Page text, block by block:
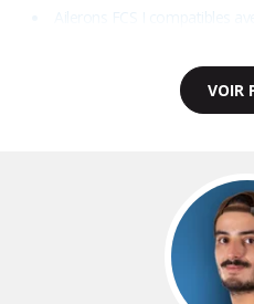
Ailerons FCS I compatibles
VOIR